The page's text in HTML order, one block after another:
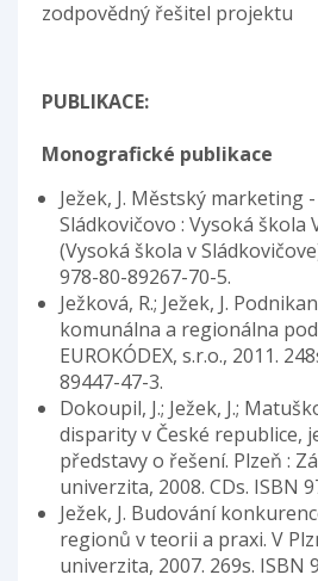
zodpovědný řešitel projektu
PUBLIKACE:
Monografické publikace
Ježek, J. Městský marketing
Sládkovičovo : Vysoká škola
(Vysoká škola v
978-80-89267-70-5.
Ježková, R.; Ježek, J.
komunálna a regionálna
EUROKÓDEX, s.r.o., 2011.
89447-47-3.
Dokoupil, J.; Ježek, J.;
disparity v České republice,
představy o řešení. Plzeň :
univerzita, 2008. CDs. ISBN
Ježek, J. Budování
regionů v teorii a praxi. V
univerzita, 2007. 269s. ISBN